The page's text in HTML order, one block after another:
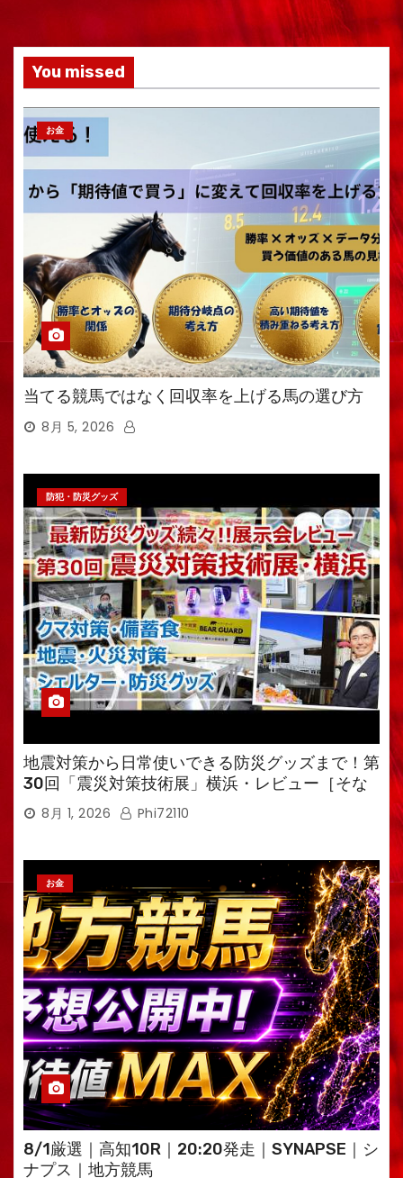
You missed
お金
当てる競馬ではなく回収率を上げる馬の選び方
8月 5, 2026
防犯・防災グッズ
地震対策から日常使いできる防災グッズまで！第
30回「震災対策技術展」横浜・レビュー［そな
えるTV・高荷智也］
8月 1, 2026 Phi72110
お金
8/1厳選｜高知10R｜20:20発走｜SYNAPSE｜シ
ナプス｜地方競馬